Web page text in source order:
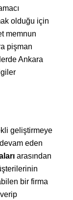
olduğu için
memnun
pişman
Ankara
geliştirmeye
eden
arasından
bir firma